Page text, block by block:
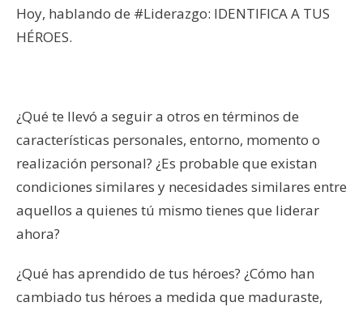
Hoy, hablando de #Liderazgo: IDENTIFICA A TUS
HÉROES.
¿Qué te llevó a seguir a otros en términos de
características personales, entorno, momento o
realización personal? ¿Es probable que existan
condiciones similares y necesidades similares entre
aquellos a quienes tú mismo tienes que liderar
ahora?
¿Qué has aprendido de tus héroes? ¿Cómo han
cambiado tus héroes a medida que maduraste,